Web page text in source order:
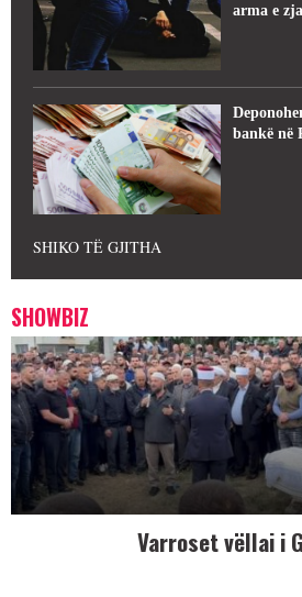
arma e
bankë në
SHIKO TË GJITHA
SHOWBIZ
Varroset vëllai i